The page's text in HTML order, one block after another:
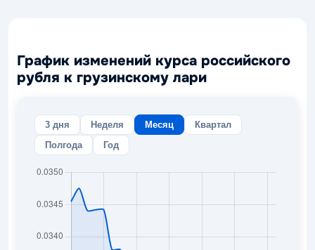
График изменений курса российского
рубля к грузинскому лари
3 дня Неделя Месяц
Квартал
Полгода
Год